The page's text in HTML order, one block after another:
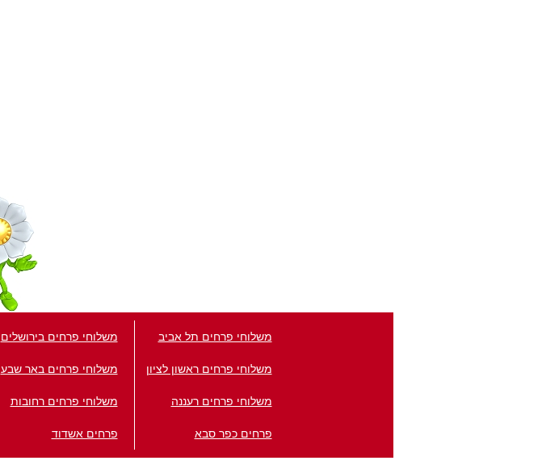
משלוחי פרחים תל אביב משלוחי פרחים בירושלים
משלוחי פרחים ראשון לציון משלוחי פרחים באר שבע
משלוחי פרחים רעננה משלוחי פרחים רחובות
פרחים כפר סבא פרחים אשדוד